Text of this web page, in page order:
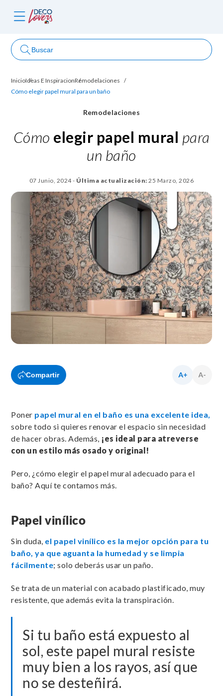
Buscar
InicioIdeas E InspiracionRemodelaciones
Cómo elegir papel mural para un baño
Remodelaciones
Cómo elegir papel mural para
un baño
07 Junio, 2024- Última actualización: 25 Marzo, 2026
Compartir
Poner papel mural en el baño es una excelente idea,
sobre todo si quieres renovar el espacio sin necesidad
de hacer obras. Además, ¡es ideal para atreverse
con un estilo más osado y original!
Pero, ¿cómo elegir el papel mural adecuado para el
baño? Aquí te contamos más.
Papel vinílico
Sin duda, el papel vinílico es la mejor opción para tu
baño, ya que aguanta la humedad y se limpia
fácilmente; solo deberás usar un paño.
Se trata de un material con acabado plastificado, muy
resistente, que además evita la transpiración.
Si tu baño está expuesto al
sol, este papel mural resiste
muy bien a los rayos, así que
no se desteñirá.